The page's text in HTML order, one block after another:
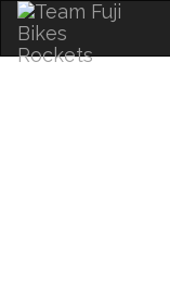
Skip
content